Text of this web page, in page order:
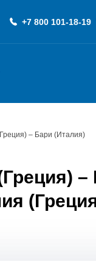
+7 800 101-18-19
– Бари (Италия)
–